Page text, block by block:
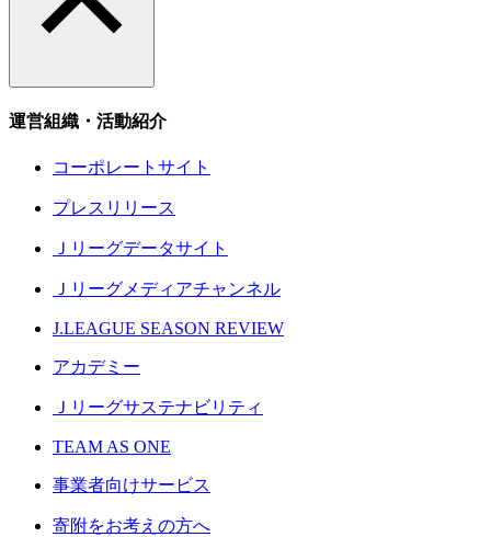
運営組織・活動紹介
コーポレートサイト
プレスリリース
Ｊリーグデータサイト
Ｊリーグメディアチャンネル
J.LEAGUE SEASON REVIEW
アカデミー
Ｊリーグサステナビリティ
TEAM AS ONE
事業者向けサービス
寄附をお考えの方へ